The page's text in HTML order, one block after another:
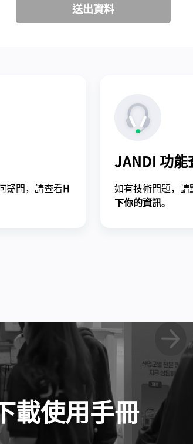
送出資料
疑問，請查看H
JANDI 功能
如有技術問題，請
下你的資訊。
載使用手冊